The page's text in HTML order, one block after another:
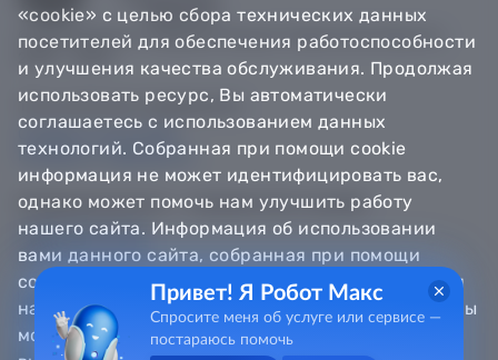
© Департамент информатизации Тюменской области,
Техническая поддержка
Сообщить об ошибке
Направить обращение
Информационно - справочная служба
8 800 100-12-90
8 3452 56-63-30
«cookie» с целью сбора технических данных
посетителей для обеспечения работоспособности
и улучшения качества обслуживания. Продолжая
использовать ресурс, Вы автоматически
соглашаетесь с использованием данных
технологий. Собранная при помощи cookie
информация не может идентифицировать вас,
однако может помочь нам улучшить работу
нашего сайта. Информация об использовании
вами данного сайта, собранная при помощи
cookie, будет передаваться Яндексу и храниться
на сервере Яндекса в Российской Федерации. Вы
можете отказаться от использования «cookie»,
Привет! Я Робот Макс
Спросите меня об услуге или сервисе —
постараюсь помочь